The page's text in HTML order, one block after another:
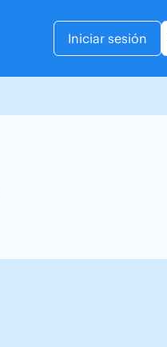
Iniciar sesión